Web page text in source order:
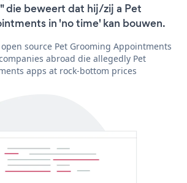
die beweert dat hij/zij a Pet
in 'no time' kan bouwen.
source Pet Grooming Appointments
abroad die allegedly Pet
apps at rock-bottom prices